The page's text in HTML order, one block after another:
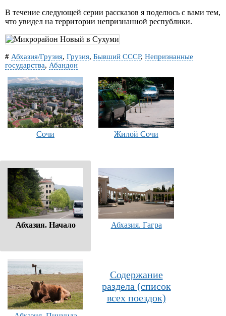
В течение следующей серии рассказов я поделюсь с вами тем,
что увидел на территории непризнанной республики.
# Абхазия/Грузия, Грузия, Бывший СССР, Непризнанные
государства, Абандон
Сочи Жилой Сочи
Абхазия. Начало Абхазия. Гагра
Содержание
раздела (список
всех поездок)